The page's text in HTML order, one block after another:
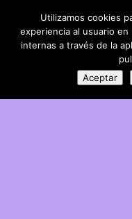
DIY con lana
Utilizamos cookies
experiencia al usuario
internas a través de la
Aceptar